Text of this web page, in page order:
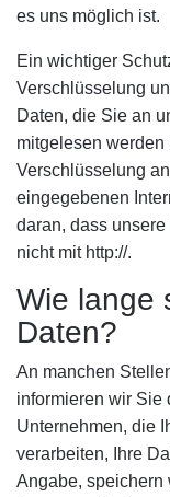
es uns möglich ist.
Ein wichtiger
Verschlüsselung
Daten, die Sie an
mitgelesen
Verschlüsselung
eingegebenen
daran, dass
nicht mit http://.
Wie lange
Daten?
An manchen
informieren wir Sie
Unternehmen, die
verarbeiten, Ihre
Angabe, speichern